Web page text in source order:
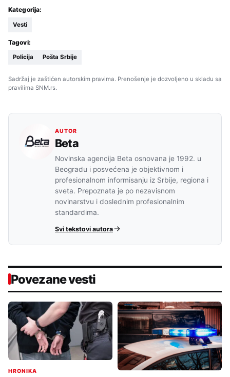
Kategorija:
Vesti
Tagovi:
Policija Pošta Srbije
Sadržaj je zaštićen autorskim pravima. Prenošenje je dozvoljeno u skladu sa
pravilima SNM.rs.
AUTOR
Beta
Novinska agencija Beta osnovana je 1992. u
Beogradu i posvećena je objektivnom i
profesionalnom informisanju iz Srbije, regiona i
sveta. Prepoznata je po nezavisnom
novinarstvu i doslednim profesionalnim
standardima.
Svi tekstovi autora
Povezane vesti
HRONIKA